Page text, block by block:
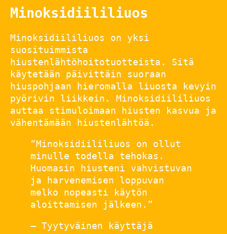
Minoksidiililiuos
Minoksidiililiuos on yksi
suosituimmista
hiustenlähtöhoitotuotteista. Sitä
käytetään päivittäin suoraan
hiuspohjaan hieromalla liuosta kevyin
pyörivin liikkein. Minoksidiililiuos
auttaa stimuloimaan hiusten kasvua ja
vähentämään hiustenlähtöä.
“Minoksidiililiuos on ollut
minulle todella tehokas.
Huomasin hiusteni vahvistuvan
ja harvenemisen loppuvan
melko nopeasti käytön
aloittamisen jälkeen.”
– Tyytyväinen käyttäjä